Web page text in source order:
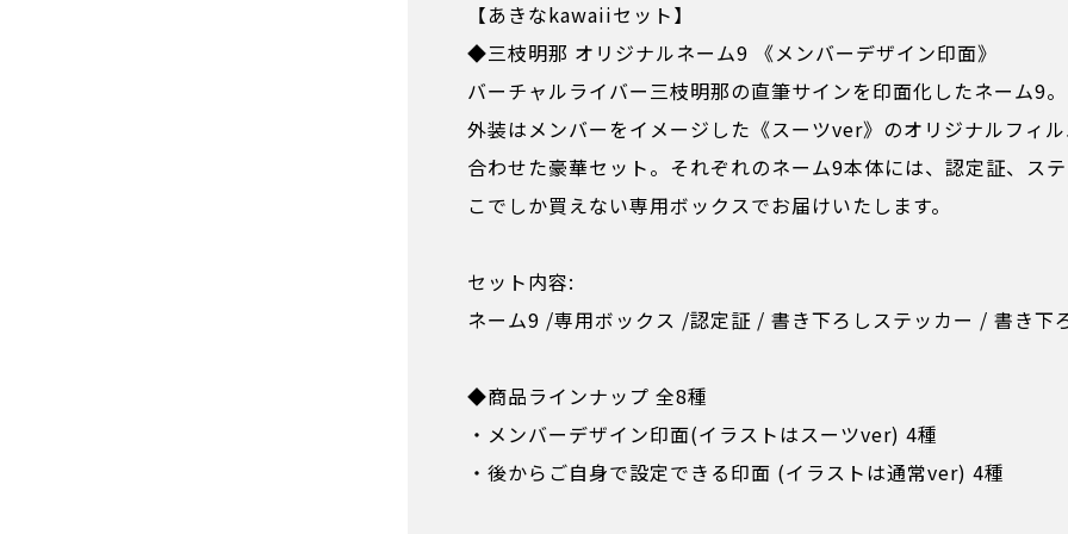
【あきなkawaiiセット】
◆三枝明那 オリジナルネーム9 《メンバーデザイン印面》
バーチャルライバー三枝明那の直筆サインを印面化したネーム9。
外装はメンバーをイメージした《スーツver》のオリジナルフィ
合わせた豪華セット。それぞれのネーム9本体には、認定証、ス
こでしか買えない専用ボックスでお届けいたします。
セット内容:
ネーム9 /専用ボックス /認定証 / 書き下ろしステッカー / 書き下
◆商品ラインナップ 全8種
・メンバーデザイン印面(イラストはスーツver) 4種
・後からご自身で設定できる印面 (イラストは通常ver) 4種